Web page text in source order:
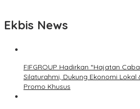
Ekbis News
FIFGROUP Hadirkan “Hajatan
Silaturahmi, Dukung Ekonomi
Promo Khusus